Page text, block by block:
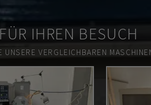
IHREN BESUCH
UNSERE VERGLEICHBAREN